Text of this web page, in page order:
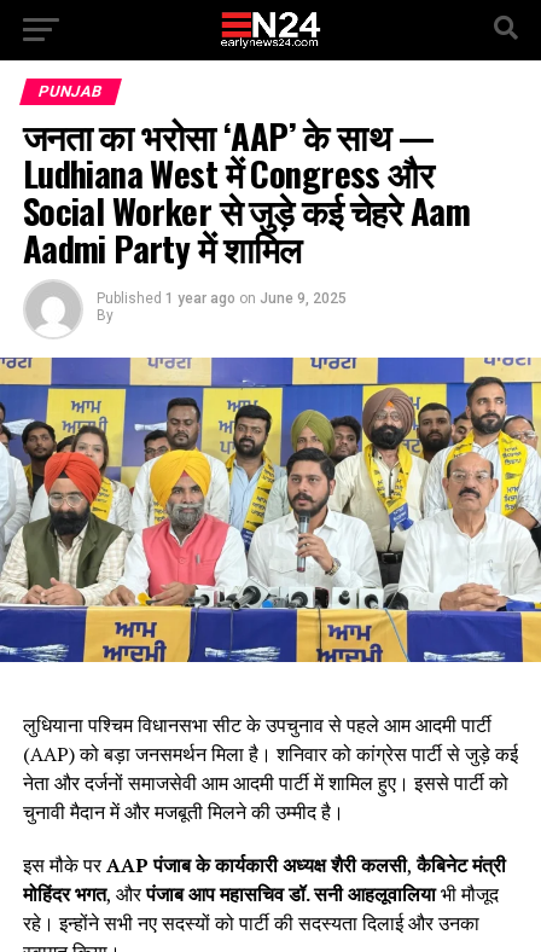
PUNJAB
जनता का भरोसा ‘AAP’ के साथ —
Ludhiana West में Congress और
Social Worker से जुड़े कई चेहरे Aam
Aadmi Party में शामिल
Published 1 year ago on June 9, 2025
By
लुधियाना पश्चिम विधानसभा सीट के उपचुनाव से पहले आम आदमी पार्टी
(AAP) को बड़ा जनसमर्थन मिला है। शनिवार को कांग्रेस पार्टी से जुड़े कई
नेता और दर्जनों समाजसेवी आम आदमी पार्टी में शामिल हुए। इससे पार्टी को
चुनावी मैदान में और मजबूती मिलने की उम्मीद है।
इस मौके परAAPपंजाब के कार्यकारी अध्यक्ष शैरी कलसी,कैबिनेट मंत्री
मोहिंदर भगत, औरपंजाब आप महासचिव डॉ. सनी आहलूवालियाभी मौजूद
रहे। इन्होंने सभी नए सदस्यों को पार्टी की सदस्यता दिलाई और उनका